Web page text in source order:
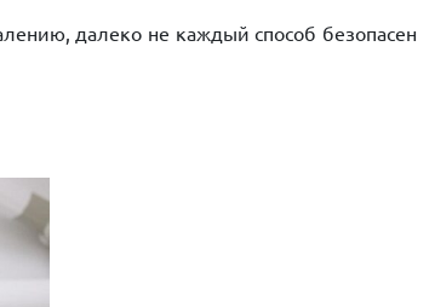
далеко не каждый способ безопасен